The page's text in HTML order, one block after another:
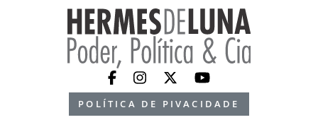
POLÍTICA DE PIVACIDADE